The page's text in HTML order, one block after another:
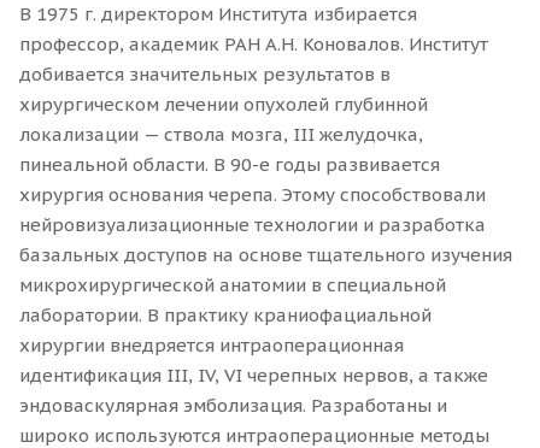
В 1975 г. директором Института избирается
профессор, академик РАН А.Н. Коновалов. Институт
добивается значительных результатов в
хирургическом лечении опухолей глубинной
локализации — ствола мозга, III желудочка,
пинеальной области. В 90-е годы развивается
хирургия основания черепа. Этому способствовали
нейровизуализационные технологии и разработка
базальных доступов на основе тщательного изучения
микрохирургической анатомии в специальной
лаборатории. В практику краниофациальной
хирургии внедряется интраоперационная
идентификация III, IV, VI черепных нервов, а также
эндоваскулярная эмболизация. Разработаны и
широко используются интраоперационные методы